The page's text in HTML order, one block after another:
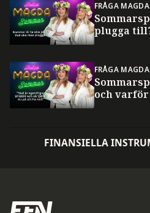
FRÅGA MAGDA
plugga
FRÅGA MAGDA
och varför
FINANSIELLA